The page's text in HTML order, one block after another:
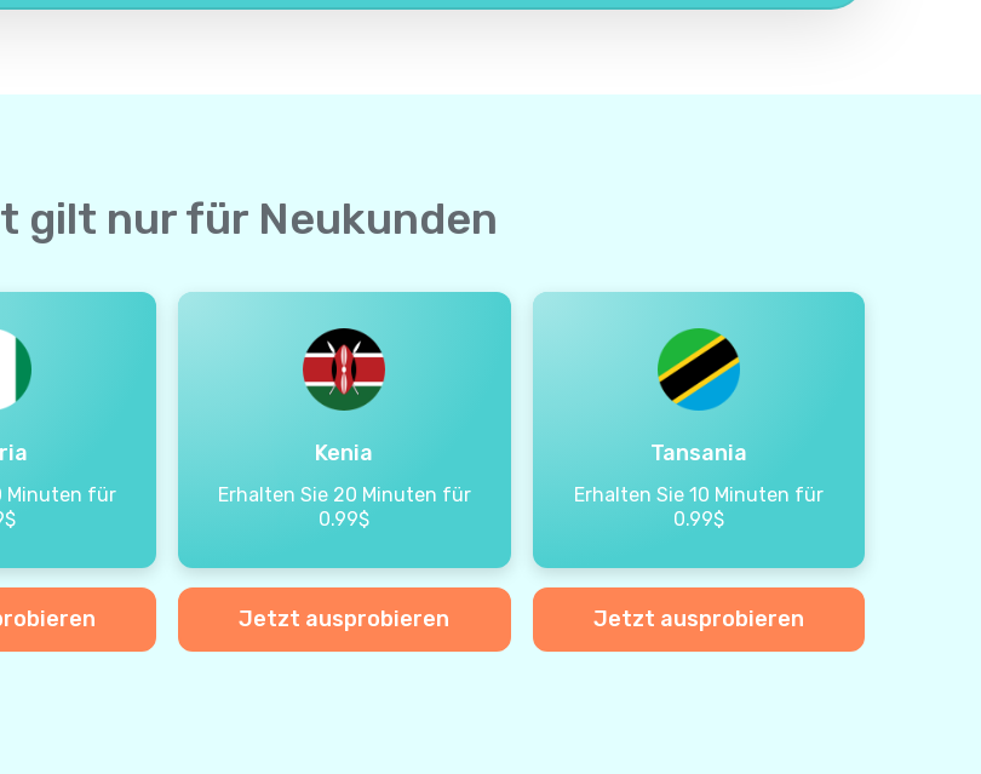
gilt nur für Neukunden
Minuten für
Kenia
Erhalten Sie 20 Minuten für
0.99$
Jetzt ausprobieren
Tansania
Erhalten Sie 10 Minuten für
0.99$
Jetzt ausprobieren